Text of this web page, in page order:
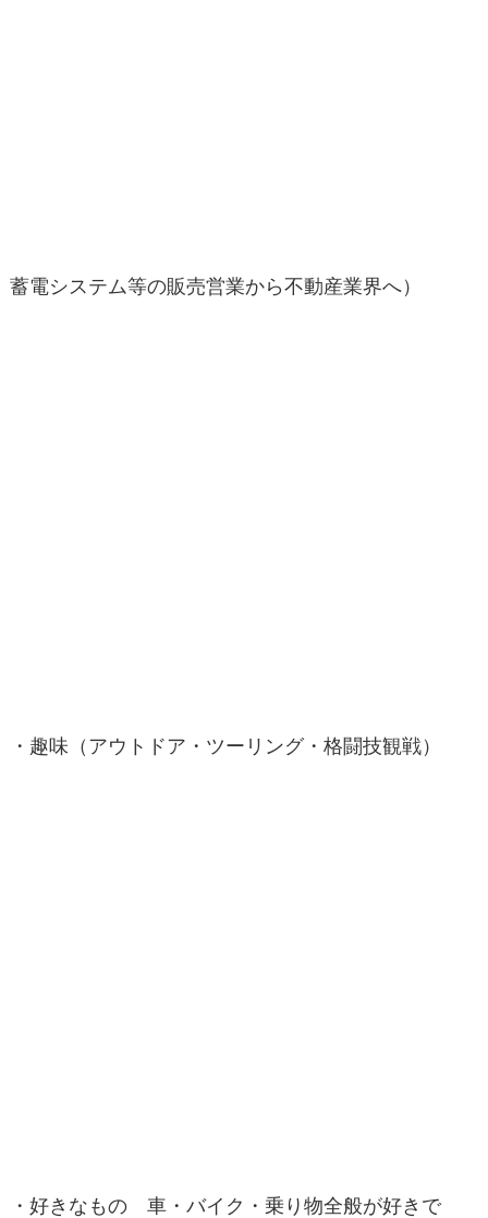
蓄電システム等の販売営業から不動産業界へ）
・趣味（アウトドア・ツーリング・格闘技観戦）
・好きなもの 車・バイク・乗り物全般が好きで